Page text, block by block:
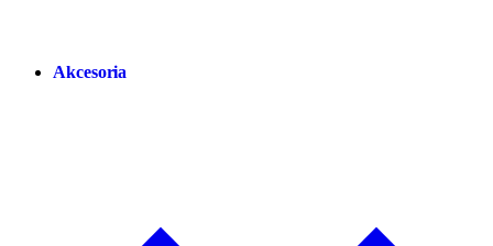
Akcesoria